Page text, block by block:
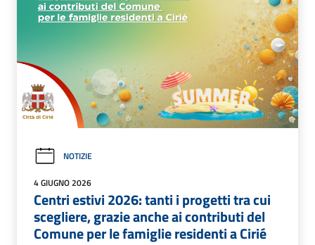
NOTIZIE
4 GIUGNO 2026
Centri estivi 2026: tanti i progetti tra cui
scegliere, grazie anche ai contributi del
Comune per le famiglie residenti a Cirié